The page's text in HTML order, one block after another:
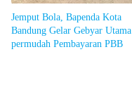
Jemput Bola, Bapenda Kota
Bandung Gelar Gebyar Utama
permudah Pembayaran PBB